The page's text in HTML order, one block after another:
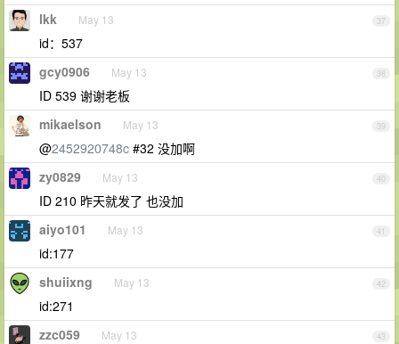
37
lkk May 13
id：537
38
gcy0906 May 13
ID 539 谢谢老板
39
mikaelson May 13
@2452920748c #32 没加啊
40
zy0829 May 13
ID 210 昨天就发了 也没加
41
aiyo101 May 13
id:177
42
shuiixng May 13
id:271
43
zzc059 May 13